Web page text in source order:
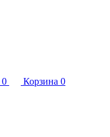
0 Корзина 0